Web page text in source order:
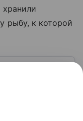
рыбу, к которой